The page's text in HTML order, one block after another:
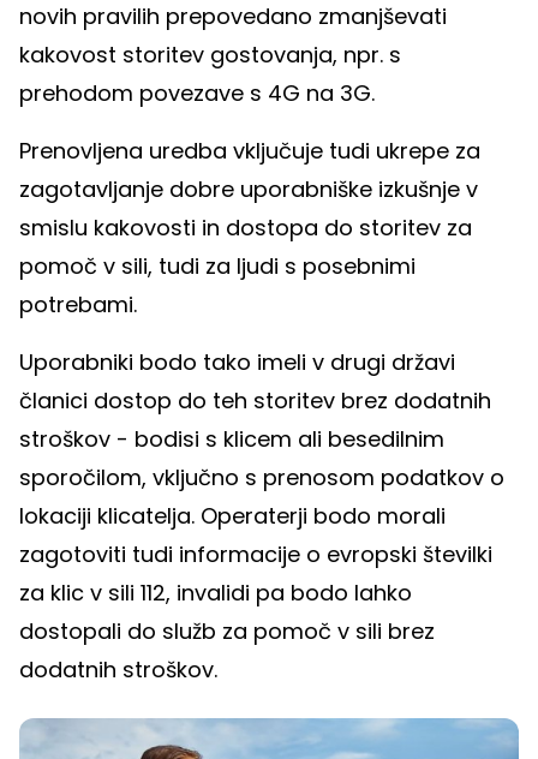
novih pravilih prepovedano zmanjševati
kakovost storitev gostovanja, npr. s
prehodom povezave s 4G na 3G.
Prenovljena uredba vključuje tudi ukrepe za
zagotavljanje dobre uporabniške izkušnje v
smislu kakovosti in dostopa do storitev za
pomoč v sili, tudi za ljudi s posebnimi
potrebami.
Uporabniki bodo tako imeli v drugi državi
članici dostop do teh storitev brez dodatnih
stroškov - bodisi s klicem ali besedilnim
sporočilom, vključno s prenosom podatkov o
lokaciji klicatelja. Operaterji bodo morali
zagotoviti tudi informacije o evropski številki
za klic v sili 112, invalidi pa bodo lahko
dostopali do služb za pomoč v sili brez
dodatnih stroškov.